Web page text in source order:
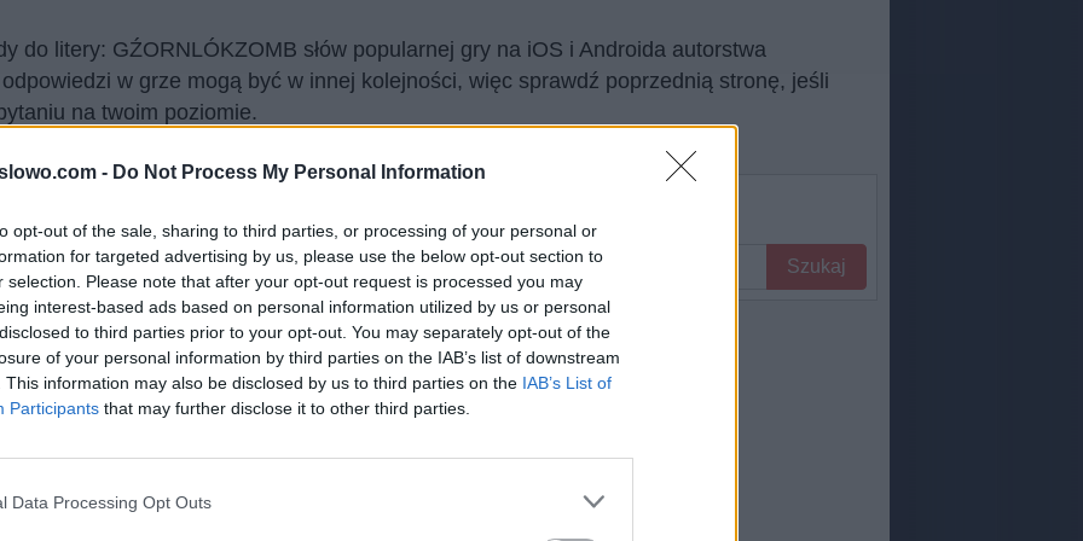
- Do Not Process My Personal Information
opt-out of the sale, sharing to third parties, or processing of your personal or
for targeted advertising by us, please use the below opt-out section to
selection. Please note that after your opt-out request is processed you may
interest-based ads based on personal information utilized by us or personal
to third parties prior to your opt-out. You may separately opt-out of the
of your personal information by third parties on the IAB’s list of downstream
This information may also be disclosed by us to third parties on the IAB’s List of
Participants that may further disclose it to other third parties.
Data Processing Opt Outs
do litery: GŹORNLÓKZOMB słów popularnej gry na iOS i Androida autorstwa
w grze mogą być w innej kolejności, więc sprawdź poprzednią stronę, jeśli
na twoim poziomie.
wszystkie litery:
Szukaj